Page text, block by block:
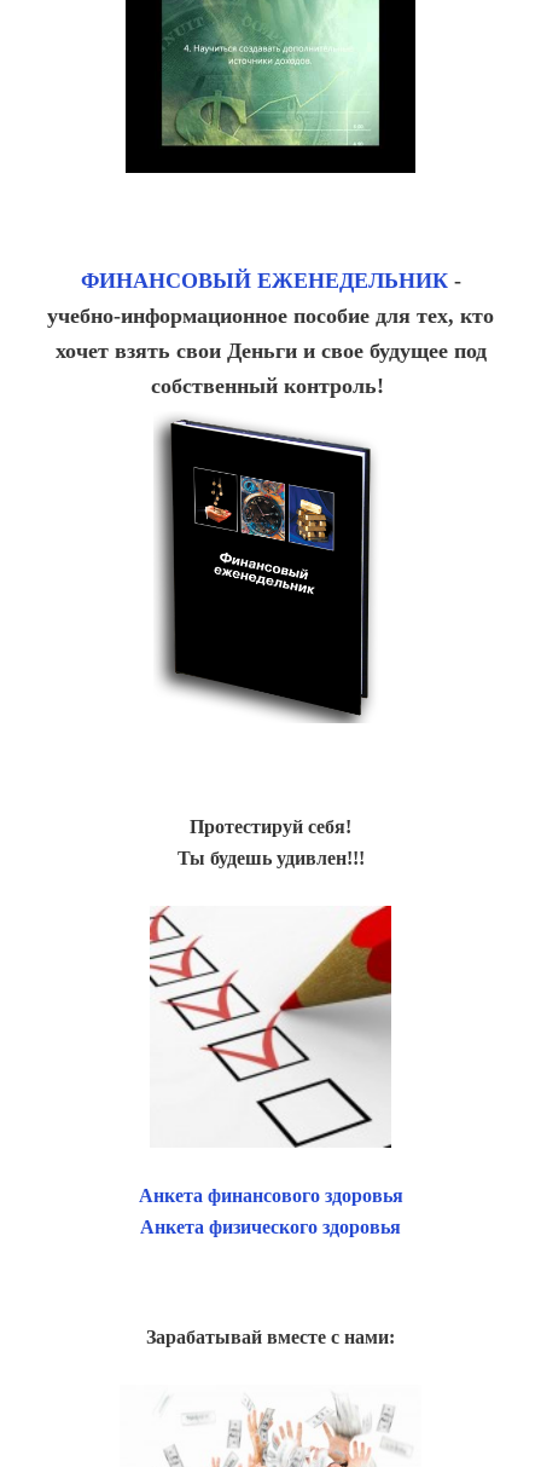
ФИНАНСОВЫЙ ЕЖЕНЕДЕЛЬНИК-
учебно-информационное пособие для тех, кто
хочет взять свои Деньги и свое будущее под
собственный контроль!
Протестируй себя!
Ты будешь удивлен!!!
Анкета финансового здоровья
Анкета физического здоровья
Зарабатывай вместе с нами: